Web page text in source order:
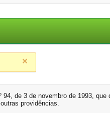
de 3 de novembro de 1993, que
providências.